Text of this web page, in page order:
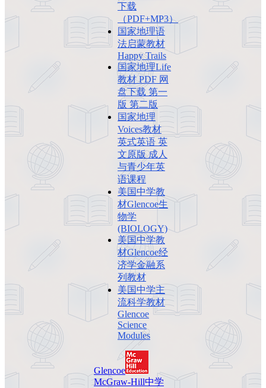
下载
（PDF+MP3）
国家地理语
法启蒙教材
Happy Trails
国家地理Life
教材 PDF 网
盘下载 第一
版 第二版
国家地理
Voices教材
英式英语 英
文原版 成人
与青少年英
语课程
美国中学教
材Glencoe生
物学
(BIOLOGY)
美国中学教
材Glencoe经
济学金融系
列教材
美国中学主
流科学教材
Glencoe
Science
Modules
Glencoe
McGraw-Hill中学